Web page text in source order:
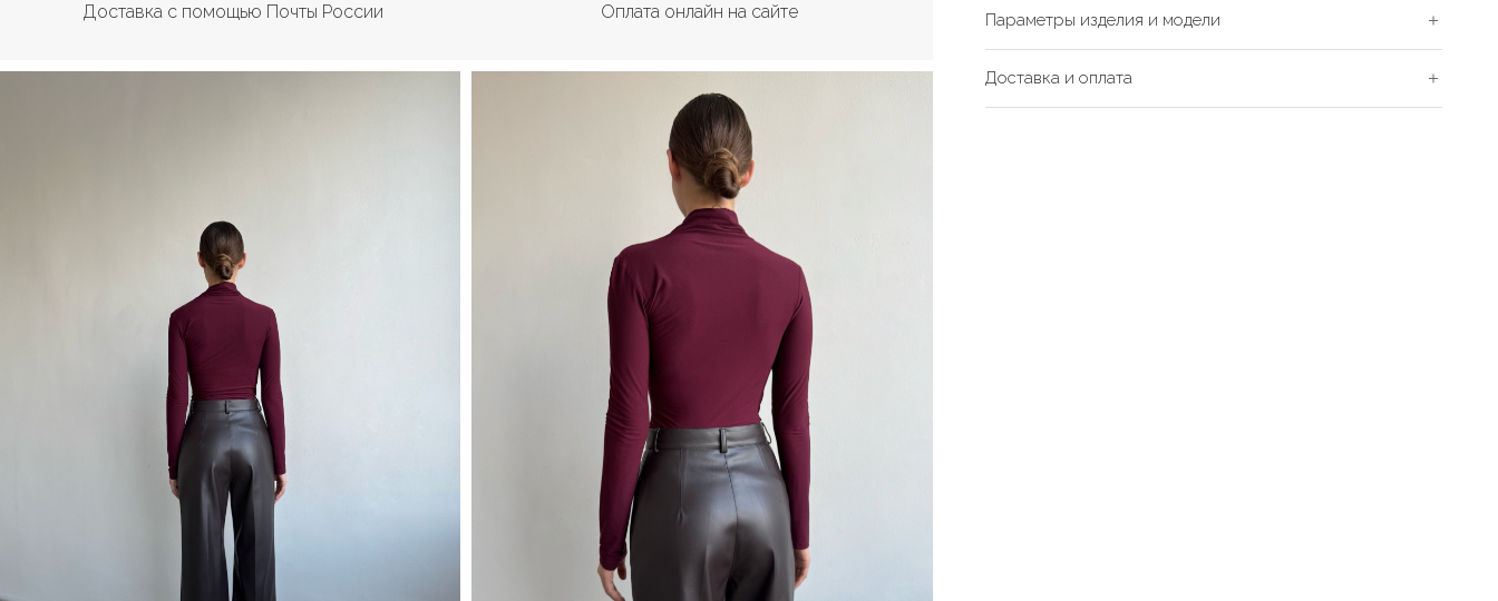
Доставка с помощью Почты России Оплата онлайн на сайте Параметры изделия и модели
Доставка и оплата